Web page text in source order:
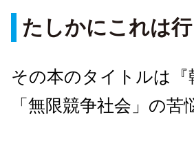
たしかにこれは
その本のタイトルは
「無限競争社会」の苦